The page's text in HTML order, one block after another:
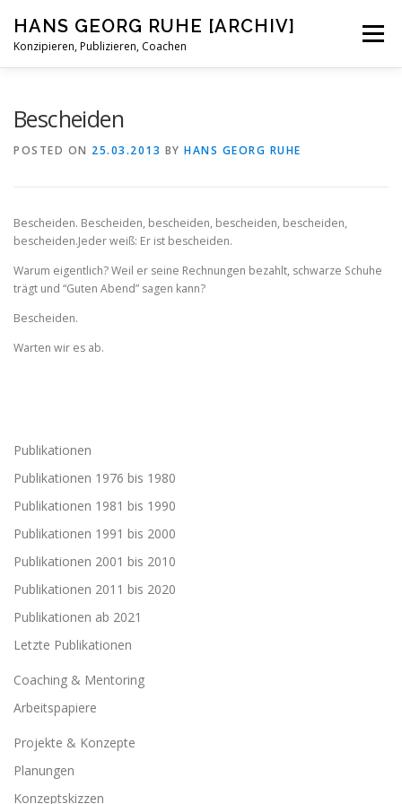
content
HANS GEORG RUHE [ARCHIV]
Konzipieren, Publizieren, Coachen
Menu
Bescheiden
POSTED ON 25.03.2013 BY HANS GEORG RUHE
Bescheiden. Bescheiden, bescheiden, bescheiden, bescheiden,
bescheiden.Jeder weiß: Er ist bescheiden.
Warum eigentlich? Weil er seine Rechnungen bezahlt, schwarze Schuhe
trägt und “Guten Abend” sagen kann?
Bescheiden.
Warten wir es ab.
Publikationen
Publikationen 1976 bis 1980
Publikationen 1981 bis 1990
Publikationen 1991 bis 2000
Publikationen 2001 bis 2010
Publikationen 2011 bis 2020
Publikationen ab 2021
Letzte Publikationen
Coaching & Mentoring
Arbeitspapiere
Projekte & Konzepte
Planungen
Konzeptskizzen